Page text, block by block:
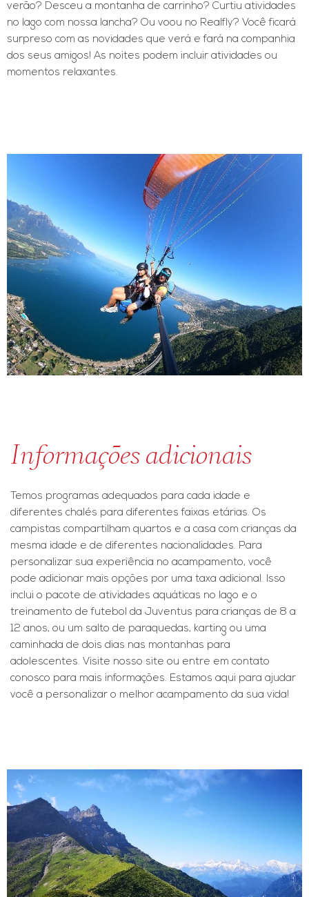
verão? Desceu a montanha de carrinho? Curtiu atividades
no lago com nossa lancha? Ou voou no Realfly? Você ficará
surpreso com as novidades que verá e fará na companhia
dos seus amigos! As noites podem incluir atividades ou
momentos relaxantes.
Informações adicionais
Temos programas adequados para cada idade e
diferentes chalés para diferentes faixas etárias. Os
campistas compartilham quartos e a casa com crianças da
mesma idade e de diferentes nacionalidades. Para
personalizar sua experiência no acampamento, você
pode adicionar mais opções por uma taxa adicional. Isso
inclui o pacote de atividades aquáticas no lago e o
treinamento de futebol da Juventus para crianças de 8 a
12 anos, ou um salto de paraquedas, karting ou uma
caminhada de dois dias nas montanhas para
adolescentes. Visite nosso site ou entre em contato
conosco para mais informações. Estamos aqui para ajudar
você a personalizar o melhor acampamento da sua vida!